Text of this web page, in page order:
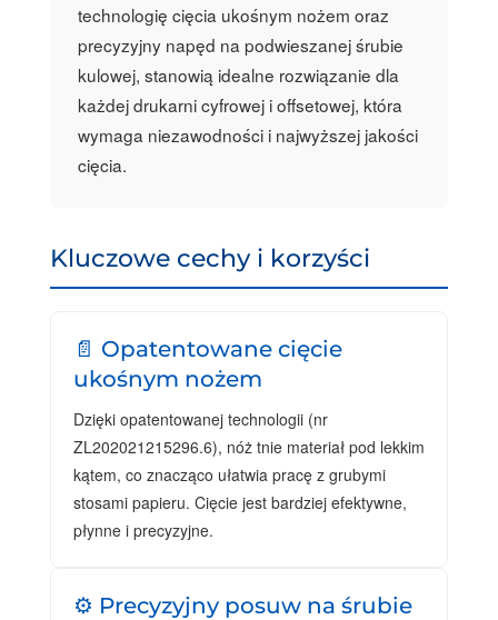
technologię cięcia ukośnym nożem oraz
precyzyjny napęd na podwieszanej śrubie
kulowej, stanowią idealne rozwiązanie dla
każdej drukarni cyfrowej i offsetowej, która
wymaga niezawodności i najwyższej jakości
cięcia.
Kluczowe cechy i korzyści
📄 Opatentowane cięcie
ukośnym nożem
Dzięki opatentowanej technologii (nr
ZL202021215296.6), nóż tnie materiał pod lekkim
kątem, co znacząco ułatwia pracę z grubymi
stosami papieru. Cięcie jest bardziej efektywne,
płynne i precyzyjne.
⚙️ Precyzyjny posuw na śrubie